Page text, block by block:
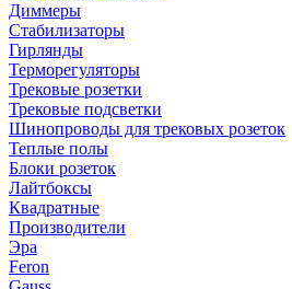
Диммеры
Стабилизаторы
Гирлянды
Терморегуляторы
Трековые розетки
Трековые подсветки
Шинопроводы для трековых розеток
Теплые полы
Блоки розеток
Лайтбоксы
Квадратные
Производители
Эра
Feron